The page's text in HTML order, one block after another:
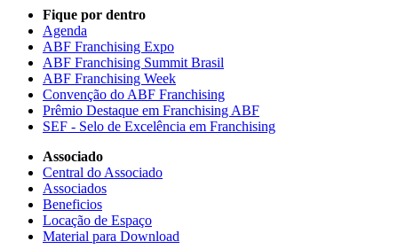
Fique por dentro
Agenda
ABF Franchising Expo
ABF Franchising Summit Brasil
ABF Franchising Week
Convenção do ABF Franchising
Prêmio Destaque em Franchising ABF
SEF - Selo de Excelência em Franchising
Associado
Central do Associado
Associados
Beneficios
Locação de Espaço
Material para Download